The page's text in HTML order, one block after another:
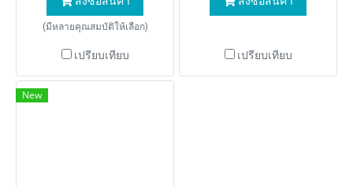
(มีหลายคุณสมบัติให้เลือก)
เปรียบเทียบ เปรียบเทียบ
New